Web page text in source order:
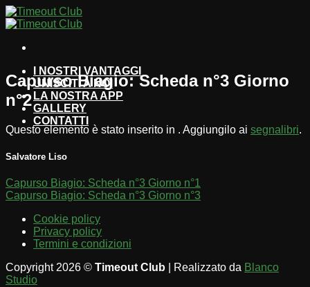
Salta
ai
I NOSTRI VANTAGGI
UNISCITI A NOI
LA NOSTRA APP
GALLERY
CONTATTI
Capurso Biagio: Scheda n°3 Giorno
n°2
Questo elemento è stato inserito in . Aggiungilo ai segnalibri.
Salvatore Liso
Capurso Biagio: Scheda n°3 Giorno n°1
Capurso Biagio: Scheda n°3 Giorno n°3
Cookie policy
Privacy policy
Termini e condizioni
Copyright 2026 © Timeout Club | Realizzato da Blanco
Studio